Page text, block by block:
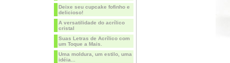
Deixe seu cupcake fofinho e
delicioso!
A versatilidade do acrílico
cristal
Suas Letras de Acrílico com
um Toque a Mais.
Uma moldura, um estilo, uma
idéia...